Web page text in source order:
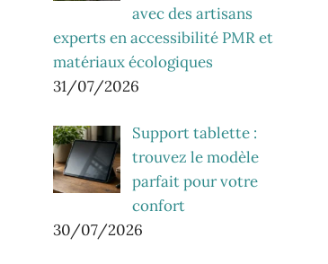
avec des artisans
experts en accessibilité PMR et
matériaux écologiques
31/07/2026
Support tablette :
trouvez le modèle
parfait pour votre
confort
30/07/2026